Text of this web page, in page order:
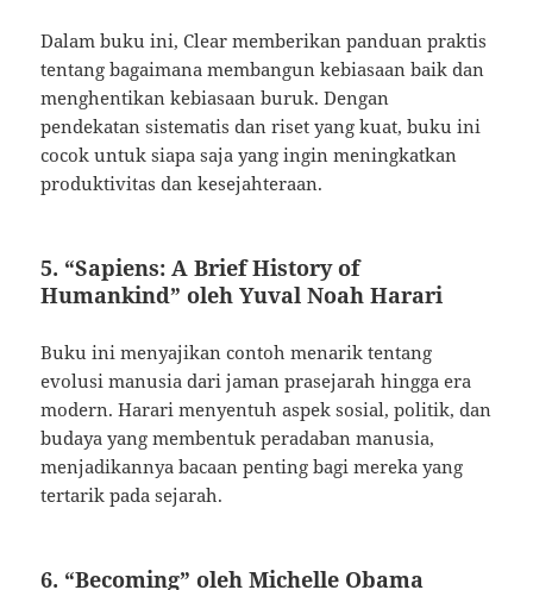
Dalam buku ini, Clear memberikan panduan praktis
tentang bagaimana membangun kebiasaan baik dan
menghentikan kebiasaan buruk. Dengan
pendekatan sistematis dan riset yang kuat, buku ini
cocok untuk siapa saja yang ingin meningkatkan
produktivitas dan kesejahteraan.
5. “Sapiens: A Brief History of
Humankind” oleh Yuval Noah Harari
Buku ini menyajikan contoh menarik tentang
evolusi manusia dari jaman prasejarah hingga era
modern. Harari menyentuh aspek sosial, politik, dan
budaya yang membentuk peradaban manusia,
menjadikannya bacaan penting bagi mereka yang
tertarik pada sejarah.
6. “Becoming” oleh Michelle Obama